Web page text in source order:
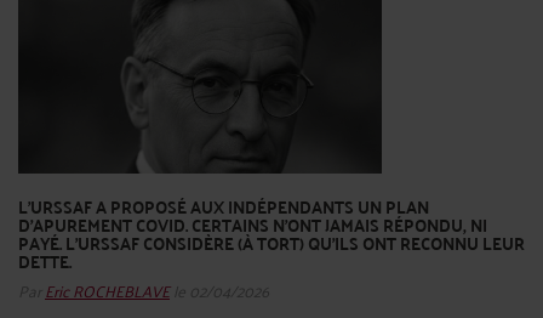
L'URSSAF A PROPOSÉ AUX INDÉPENDANTS UN PLAN
D'APUREMENT COVID. CERTAINS N'ONT JAMAIS RÉPONDU, NI
PAYÉ. L'URSSAF CONSIDÈRE (À TORT) QU'ILS ONT RECONNU LEUR
DETTE.
Par Eric ROCHEBLAVEle 02/04/2026